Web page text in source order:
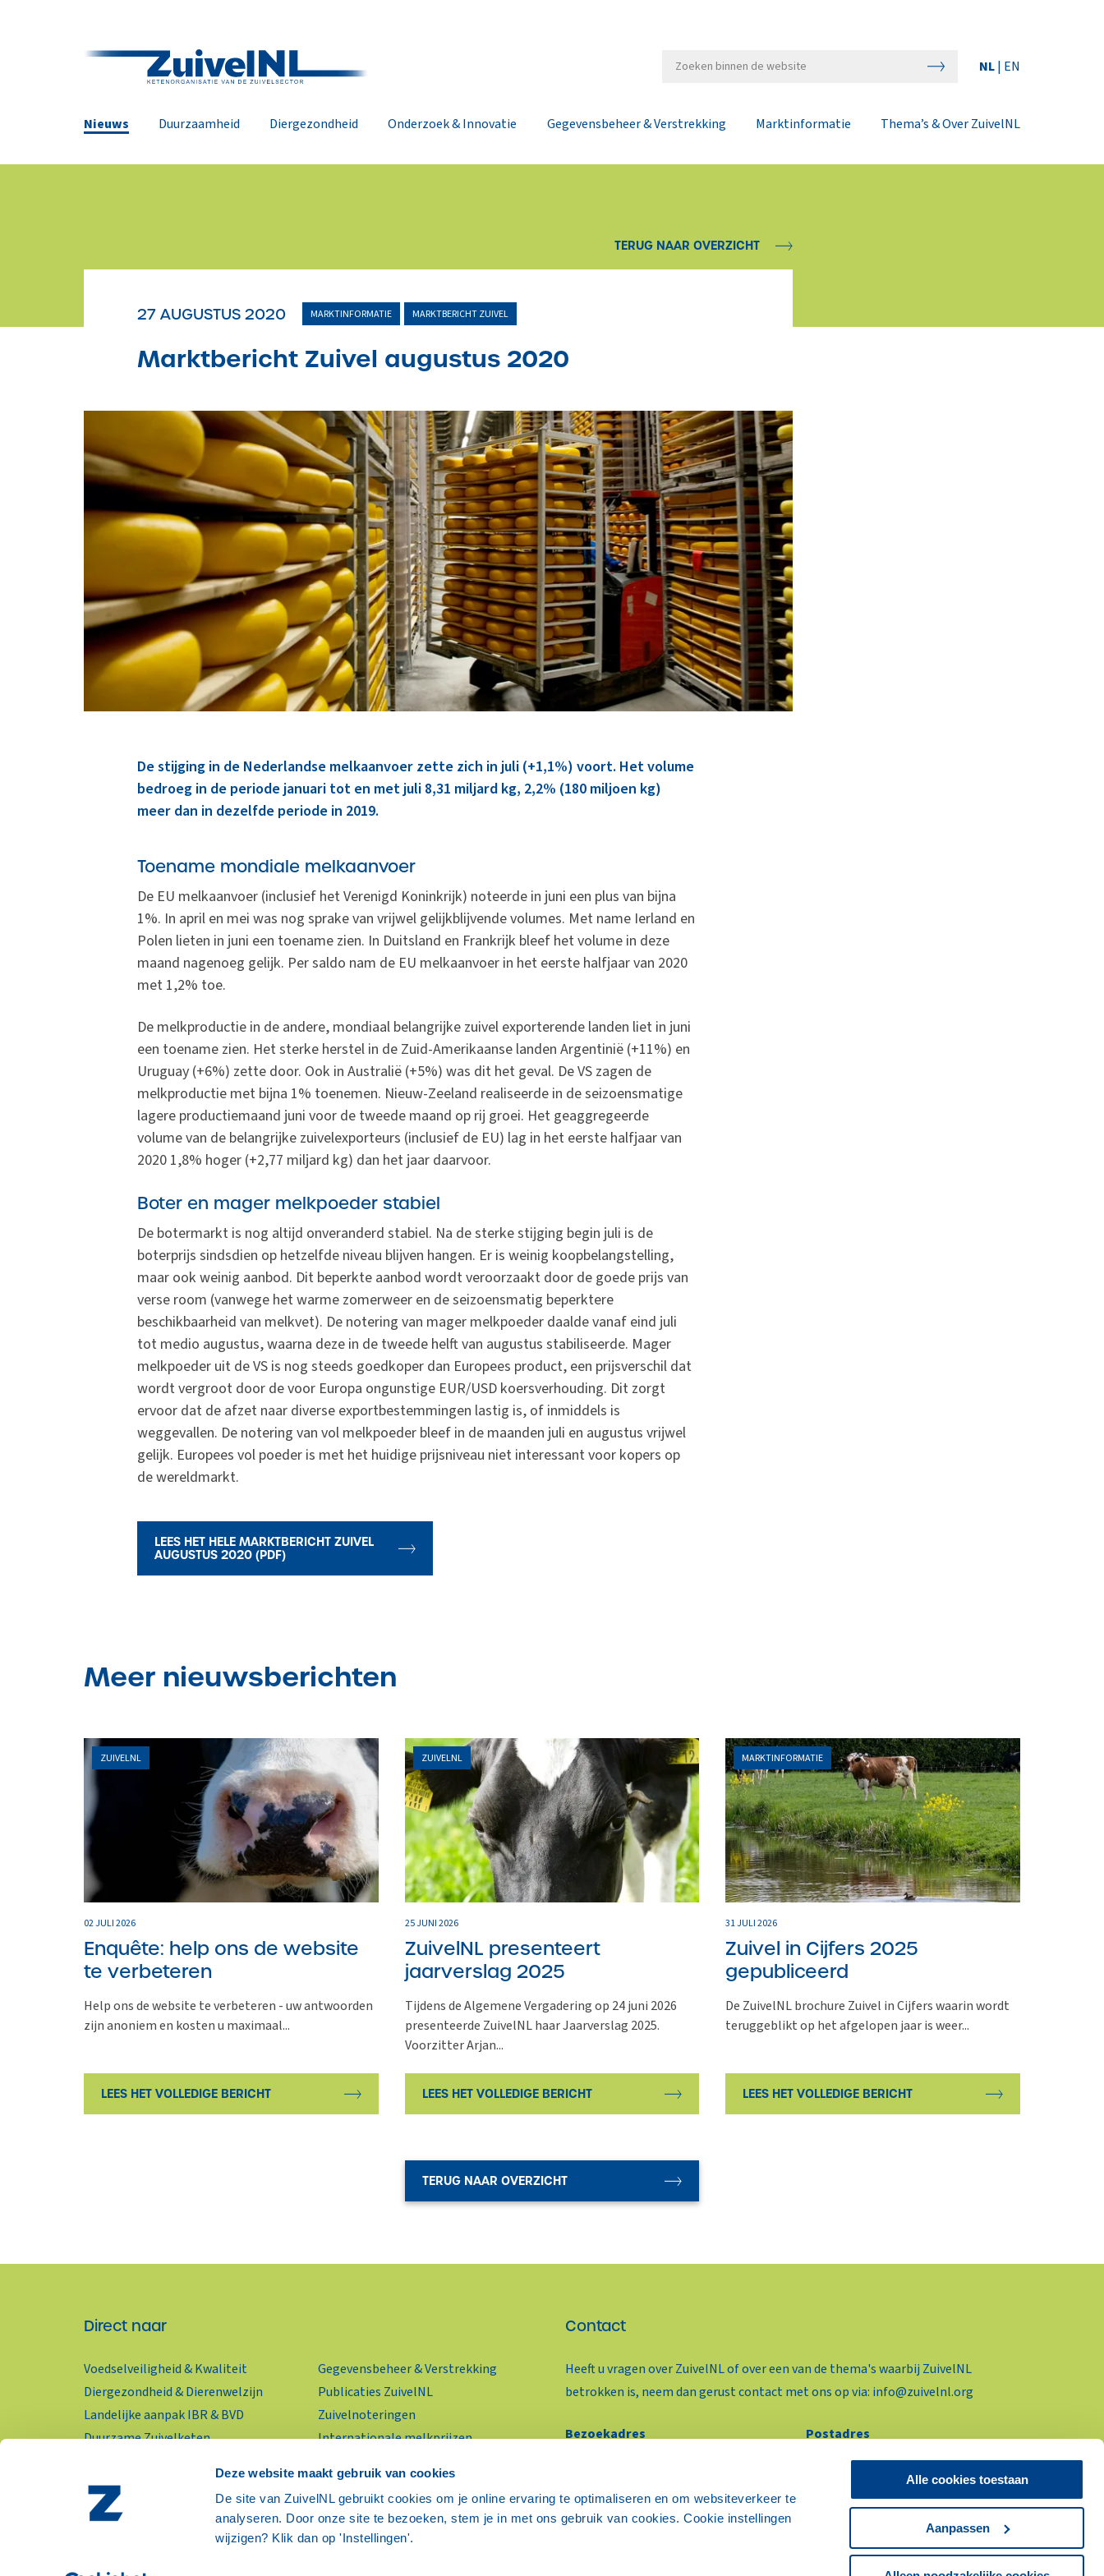
Deze website maakt gebruik van cookies
De site van ZuivelNL gebruikt cookies om je online ervaring te optimaliseren en om websiteverkeer te
analyseren. Door onze site te bezoeken, stem je in met ons gebruik van cookies. Cookie instellingen
wijzigen? Klik dan op 'Instellingen'.
Alle cookies toestaan
Aanpassen
NL| EN
Nieuws Duurzaamheid Diergezondheid Onderzoek & Innovatie Gegevensbeheer & Verstrekking Marktinformatie Thema’s & Over ZuivelNL
TERUG NAAR OVERZICHT
27 AUGUSTUS 2020 MARKTINFORMATIE MARKTBERICHT ZUIVEL
Marktbericht Zuivel augustus 2020
De stijging in de Nederlandse melkaanvoer zette zich in juli (+1,1%) voort. Het volume
bedroeg in de periode januari tot en met juli 8,31 miljard kg, 2,2% (180 miljoen kg)
meer dan in dezelfde periode in 2019.
Toename mondiale melkaanvoer
De EU melkaanvoer (inclusief het Verenigd Koninkrijk) noteerde in juni een plus van bijna
1%. In april en mei was nog sprake van vrijwel gelijkblijvende volumes. Met name Ierland en
Polen lieten in juni een toename zien. In Duitsland en Frankrijk bleef het volume in deze
maand nagenoeg gelijk. Per saldo nam de EU melkaanvoer in het eerste halfjaar van 2020
met 1,2% toe.
De melkproductie in de andere, mondiaal belangrijke zuivel exporterende landen liet in juni
een toename zien. Het sterke herstel in de Zuid-Amerikaanse landen Argentinië (+11%) en
Uruguay (+6%) zette door. Ook in Australië (+5%) was dit het geval. De VS zagen de
melkproductie met bijna 1% toenemen. Nieuw-Zeeland realiseerde in de seizoensmatige
lagere productiemaand juni voor de tweede maand op rij groei. Het geaggregeerde
volume van de belangrijke zuivelexporteurs (inclusief de EU) lag in het eerste halfjaar van
2020 1,8% hoger (+2,77 miljard kg) dan het jaar daarvoor.
Boter en mager melkpoeder stabiel
De botermarkt is nog altijd onveranderd stabiel. Na de sterke stijging begin juli is de
boterprijs sindsdien op hetzelfde niveau blijven hangen. Er is weinig koopbelangstelling,
maar ook weinig aanbod. Dit beperkte aanbod wordt veroorzaakt door de goede prijs van
verse room (vanwege het warme zomerweer en de seizoensmatig beperktere
beschikbaarheid van melkvet). De notering van mager melkpoeder daalde vanaf eind juli
tot medio augustus, waarna deze in de tweede helft van augustus stabiliseerde. Mager
melkpoeder uit de VS is nog steeds goedkoper dan Europees product, een prijsverschil dat
wordt vergroot door de voor Europa ongunstige EUR/USD koersverhouding. Dit zorgt
ervoor dat de afzet naar diverse exportbestemmingen lastig is, of inmiddels is
weggevallen. De notering van vol melkpoeder bleef in de maanden juli en augustus vrijwel
gelijk. Europees vol poeder is met het huidige prijsniveau niet interessant voor kopers op
de wereldmarkt.
LEES HET HELE MARKTBERICHT ZUIVEL
AUGUSTUS 2020 (PDF)
Meer nieuwsberichten
ZUIVELNL
02 JULI 2026
Enquête: help ons de website
te verbeteren
Help ons de website te verbeteren - uw antwoorden
zijn anoniem en kosten u maximaal...
LEES HET VOLLEDIGE BERICHT
ZUIVELNL
25 JUNI 2026
ZuivelNL presenteert
jaarverslag 2025
Tijdens de Algemene Vergadering op 24 juni 2026
presenteerde ZuivelNL haar Jaarverslag 2025.
Voorzitter Arjan...
LEES HET VOLLEDIGE BERICHT
MARKTINFORMATIE
31 JULI 2026
Zuivel in Cijfers 2025
gepubliceerd
De ZuivelNL brochure Zuivel in Cijfers waarin wordt
teruggeblikt op het afgelopen jaar is weer...
LEES HET VOLLEDIGE BERICHT
TERUG NAAR OVERZICHT
Direct naar
Voedselveiligheid & Kwaliteit
Diergezondheid & Dierenwelzijn
Landelijke aanpak IBR & BVD
Duurzame Zuivelketen
RSS-feed
Gegevensbeheer & Verstrekking
Publicaties ZuivelNL
Zuivelnoteringen
Internationale melkprijzen
Zuivelproductie & Marktprijzen
Nieuwsbrieven ZuivelNL
Contact
Heeft u vragen over ZuivelNL of over een van de thema's waarbij ZuivelNL
betrokken is, neem dan gerust contact met ons op via: info@zuivelnl.org
Bezoekadres
Postadres
Postbus 93453